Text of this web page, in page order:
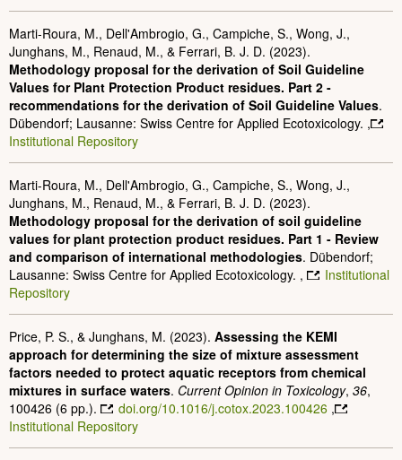
Marti-Roura, M., Dell'Ambrogio, G., Campiche, S., Wong, J.,
Junghans, M., Renaud, M., & Ferrari, B. J. D. (2023).
Methodology proposal for the derivation of Soil Guideline
Values for Plant Protection Product residues. Part 2 -
recommendations for the derivation of Soil Guideline Values.
Dübendorf; Lausanne: Swiss Centre for Applied Ecotoxicology. ,
Institutional Repository
Marti-Roura, M., Dell'Ambrogio, G., Campiche, S., Wong, J.,
Junghans, M., Renaud, M., & Ferrari, B. J. D. (2023).
Methodology proposal for the derivation of soil guideline
values for plant protection product residues. Part 1 - Review
and comparison of international methodologies. Dübendorf;
Lausanne: Swiss Centre for Applied Ecotoxicology. ,
Institutional
Repository
Price, P. S., & Junghans, M. (2023). Assessing the KEMI
approach for determining the size of mixture assessment
factors needed to protect aquatic receptors from chemical
mixtures in surface waters. Current Opinion in Toxicology, 36,
100426 (6 pp.).
doi.org/10.1016/j.cotox.2023.100426 ,
Institutional Repository